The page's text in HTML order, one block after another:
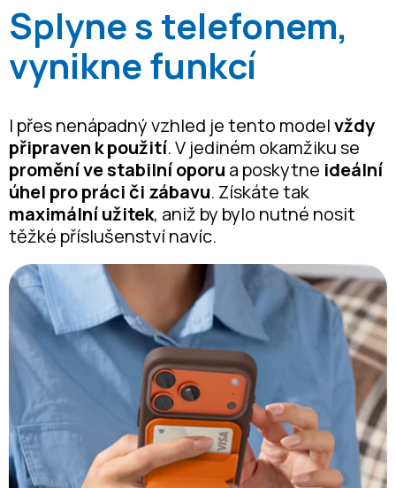
Splyne s telefonem,
vynikne funkcí
I přes nenápadný vzhled je tento modelvždy
připraven k použití. V jediném okamžiku se
promění ve stabilní oporu a poskytne ideální
úhel pro práci či zábavu. Získáte tak
maximální užitek, aniž by bylo nutné nosit
těžké příslušenství navíc.